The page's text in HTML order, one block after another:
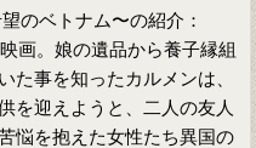
のベトナム〜の紹介：
画。娘の遺品から養子縁組
た事を知ったカルメンは、
を迎えようと、二人の友人
悩を抱えた女性たち異国の